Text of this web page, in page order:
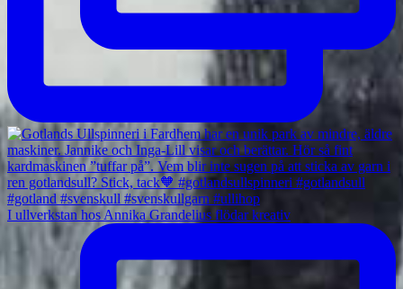
I ullverkstan hos Annika Grandelius flödar kreativ